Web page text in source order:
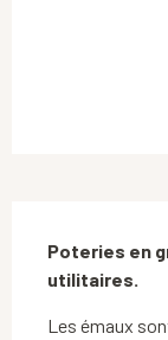
Poteries en
utilitaires.
Les émaux